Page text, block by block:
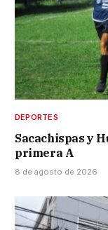
DEPORTES
Sacachispas y
primera A
8 de agosto de 2026